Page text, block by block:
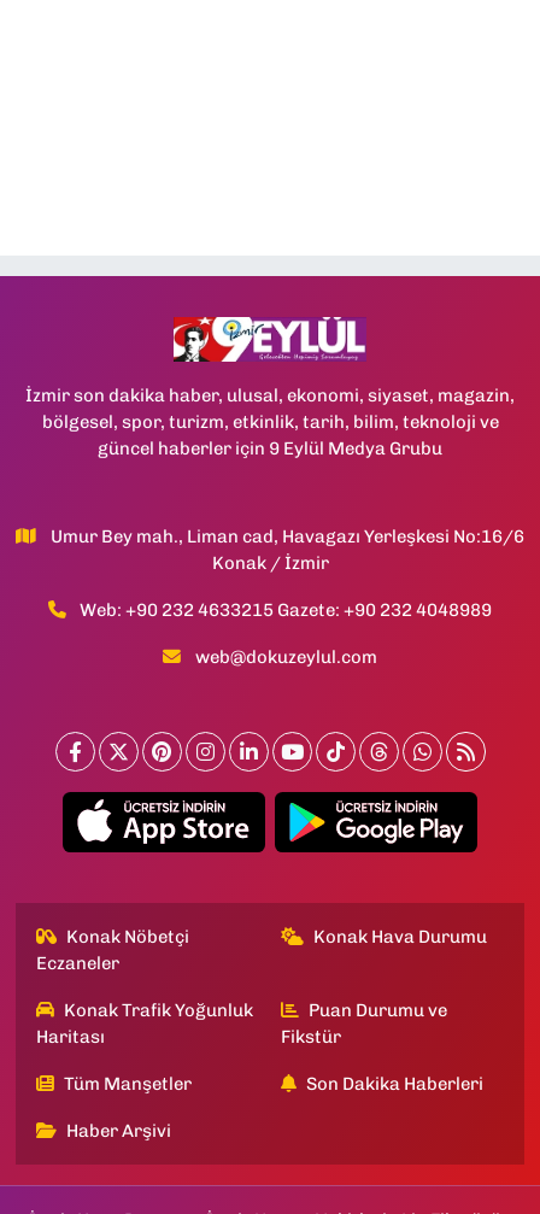
İzmir son dakika haber, ulusal, ekonomi, siyaset, magazin,
bölgesel, spor, turizm, etkinlik, tarih, bilim, teknoloji ve
güncel haberler için 9 Eylül Medya Grubu
Umur Bey mah., Liman cad, Havagazı Yerleşkesi No:16/6
Konak / İzmir
Web: +90 232 4633215 Gazete: +90 232 4048989
web@dokuzeylul.com
Konak Nöbetçi
Eczaneler
Konak Hava Durumu
Konak Trafik Yoğunluk
Haritası
Puan Durumu ve
Fikstür
Tüm Manşetler Son Dakika Haberleri
Haber Arşivi